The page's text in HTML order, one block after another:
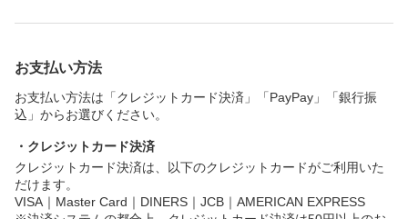
お支払い方法
お支払い方法は「クレジットカード決済」「PayPay」「銀行振
込」からお選びください。
・クレジットカード決済
クレジットカード決済は、以下のクレジットカードがご利用いた
だけます。
VISA｜Master Card｜DINERS｜JCB｜AMERICAN EXPRESS